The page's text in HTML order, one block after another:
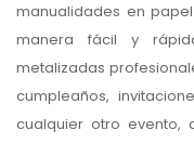
manualidades en
manera fácil y
metalizadas
cumpleaños,
cualquier otro evento,